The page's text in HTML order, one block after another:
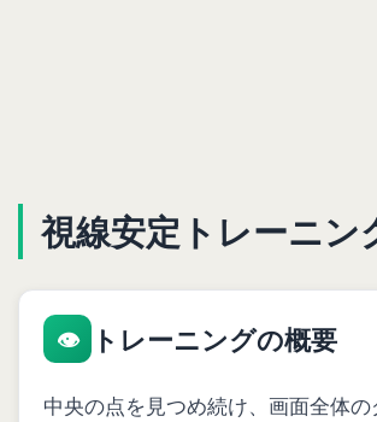
視線安定トレーニン
👁 トレーニングの概要
中央の点を見つめ続け、画面全体